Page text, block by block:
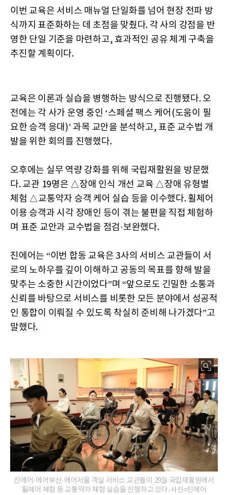
이번 교육은 서비스 매뉴얼 단일화를 넘어 현장 전파 방
식까지 표준화하는 데 초점을 맞췄다. 각 사의 강점을 반
영한 단일 기준을 마련하고, 효과적인 공유 체계 구축을
추진할 계획이다.
교육은 이론과 실습을 병행하는 방식으로 진행됐다. 오
전에는 각 사가 운영 중인 ‘스페셜 팩스 케어(도움이 필
요한 승객 응대)’ 과목 교안을 분석하고, 표준 교수법 개
발을 위한 회의를 진행했다.
오후에는 실무 역량 강화를 위해 국립재활원을 방문했
다. 교관 19명은 △장애 인식 개선 교육 △장애 유형별
체험 △교통약자 승객 케어 실습 등을 이수했다. 휠체어
이용 승객과 시각 장애인 등이 겪는 불편을 직접 체험하
며 표준 교안과 교수법을 점검·보완했다.
진에어는 “이번 합동 교육은 3사의 서비스 교관들이 서
로의 노하우를 깊이 이해하고 공동의 목표를 향해 발을
맞추는 소중한 시간이었다”며 “앞으로도 긴밀한 소통과
신뢰를 바탕으로 서비스를 비롯한 모든 분야에서 성공적
인 통합이 이뤄질 수 있도록 착실히 준비해 나가겠다”고
말했다.
진에어·에어부산·에어서울 객실 서비스 교관들이 29일 국립재활원에서
휠체어 체험 등 교통약자 체험 실습을 진행하고 있다. 사진=진에어